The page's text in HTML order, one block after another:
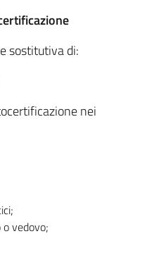
sostitutiva di:
nei
vedovo;